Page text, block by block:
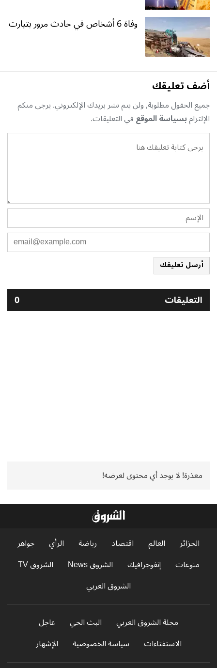
وفاة 6 أشخاص في حادث مرور بتيارت
أضف تعليقك
جميع الحقول مطلوبة, ولن يتم نشر بريدك الإلكتروني. يرجى منكم
الإلتزامبسياسة الموقعفي التعليقات.
أرسل تعليقك
التعليقات 0
معذرة! لا يوجد أي محتوى لعرضه!
الجزائر العالم اقتصاد رياضة الرأي
جواهر
منوعات
إنفوجرافيك الشروق News
الشروق TV
الشروق العربي
مجلة الشروق العربي البث الحي
عاجل
الاستفتاءات
سياسة الخصوصية الإشهار